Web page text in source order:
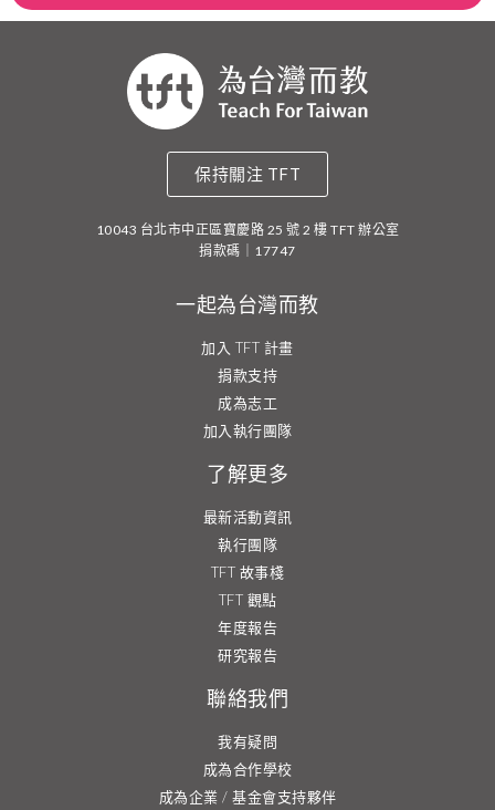
保持關注 TFT
10043 台北市中正區寶慶路 25 號 2 樓 TFT 辦公室
捐款碼｜17747
一起為台灣而教
加入 TFT 計畫
捐款支持
成為志工
加入執行團隊
了解更多
最新活動資訊
執行團隊
TFT 故事棧
TFT 觀點
年度報告
研究報告
聯絡我們
我有疑問
成為合作學校
成為企業 / 基金會支持夥伴